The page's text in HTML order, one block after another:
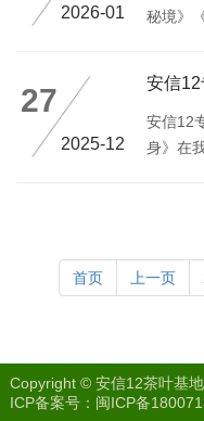
2026-01
秘境》
27
2025-12
安信12
身》在
首页 上一页
Copyright © 安信12茶叶基
ICP备案号： 闽ICP备